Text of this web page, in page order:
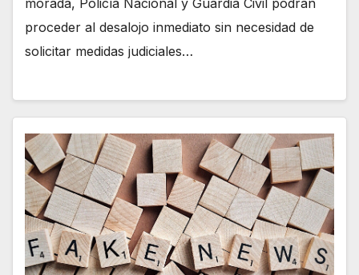
morada, Policía Nacional y Guardia Civil podrán
proceder al desalojo inmediato sin necesidad de
solicitar medidas judiciales…